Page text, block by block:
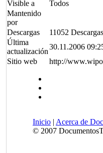
Visible a
Todos
Mantenido
por
Descargas
11052 Descargas
Última
actualización
30.11.2006
Sitio web
http://
Inicio | Acerca de
© 2007